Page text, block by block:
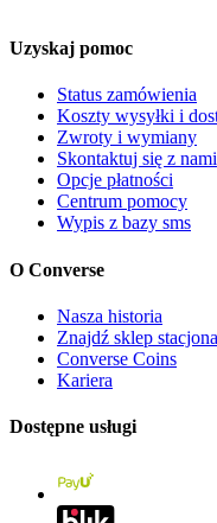
Uzyskaj pomoc
Status zamówienia
Koszty wysyłki i
Zwroty i wymiany
Skontaktuj się z nami
Opcje płatności
Centrum pomocy
Wypis z bazy sms
O Converse
Nasza historia
Znajdź sklep
Converse Coins
Kariera
Dostępne usługi